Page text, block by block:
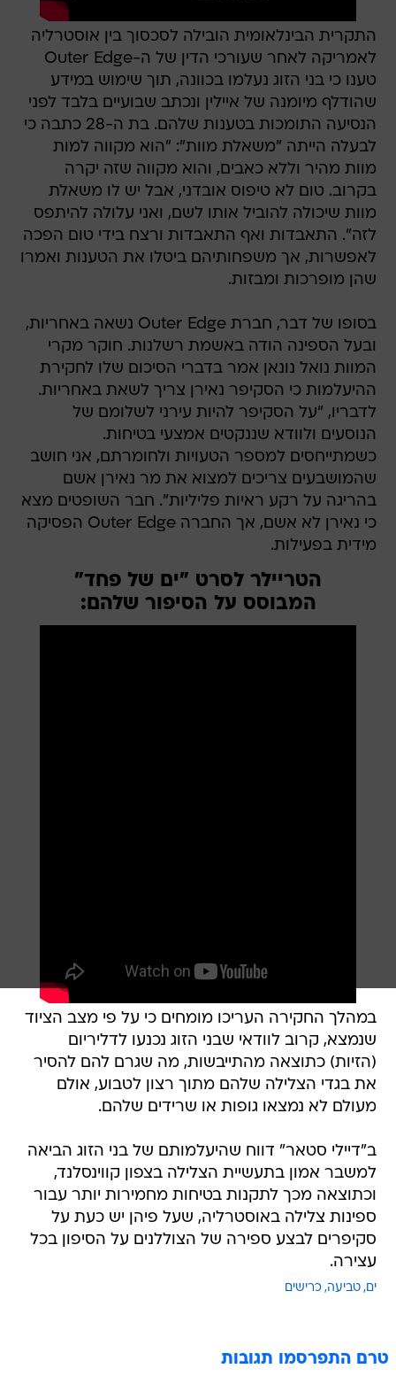
התקרית הבינלאומית הובילה לסכסוך בין אוסטרליה
לאמריקה לאחר שעורכי הדין של ה-Outer Edge
טענו כי בני הזוג נעלמו בכוונה, תוך שימוש במידע
שהודלף מיומנה של איילין ונכתב שבועיים בלבד לפני
הנסיעה התומכות בטענות שלהם. בת ה-28 כתבה כי
לבעלה הייתה "משאלת מוות": "הוא מקווה למות
מוות מהיר וללא כאבים, והוא מקווה שזה יקרה
בקרוב. טום לא טיפוס אובדני, אבל יש לו משאלת
מוות שיכולה להוביל אותו לשם, ואני עלולה להיתפס
לזה". התאבדות ואף התאבדות ורצח בידי טום הפכה
לאפשרות, אך משפחותיהם ביטלו את הטענות ואמרו
שהן מופרכות ומבזות.
בסופו של דבר, חברת Outer Edge נשאה באחריות,
ובעל הספינה הודה באשמת רשלנות. חוקר מקרי
המוות נואל נונאן אמר בדברי הסיכום שלו לחקירת
ההיעלמות כי הסקיפר נאירן צריך לשאת באחריות.
לדבריו, "על הסקיפר להיות עירני לשלומם של
הנוסעים ולוודא שננקטים אמצעי בטיחות.
כשמתייחסים למספר הטעויות ולחומרתם, אני חושב
שהמושבעים צריכים למצוא את מר נאירן אשם
בהריגה על רקע ראיות פליליות". חבר השופטים מצא
כי נאירן לא אשם, אך החברה Outer Edge הפסיקה
מידית בפעילות.
הטריילר לסרט "ים של פחד"
המבוסס על הסיפור שלהם:
במהלך החקירה העריכו מומחים כי על פי מצב הציוד
שנמצא, קרוב לוודאי שבני הזוג נכנעו לדליריום
(הזיות) כתוצאה מהתייבשות, מה שגרם להם להסיר
את בגדי הצלילה שלהם מתוך רצון לטבוע, אולם
מעולם לא נמצאו גופות או שרידים שלהם.
ב"דיילי סטאר" דווח שהיעלמותם של בני הזוג הביאה
למשבר אמון בתעשיית הצלילה בצפון קווינסלנד,
וכתוצאה מכך לתקנות בטיחות מחמירות יותר עבור
ספינות צלילה באוסטרליה, שעל פיהן יש כעת על
סקיפרים לבצע ספירה של הצוללנים על הסיפון בכל
עצירה.
ים טביעה כרישים
טרם התפרסמו תגובות